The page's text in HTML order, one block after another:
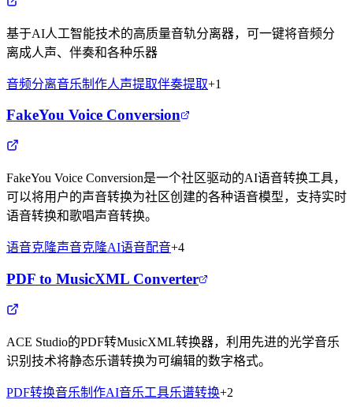
基于AI人工智能技术的高质量音轨分离器，可一键将音频分
离成人声、伴奏和各种乐器
音频分离音乐制作人声提取伴奏提取+1
FakeYou Voice Conversion
FakeYou Voice Conversion是一个社区驱动的AI语音转换工具，
可以将用户的声音转换为社区创建的各种语音模型，支持实时
语音转换和歌唱声音转换。
语音克隆声音克隆AI语音配音+4
PDF to MusicXML Converter
ACE Studio的PDF转MusicXML转换器，利用先进的光学音乐
识别技术将静态乐谱转换为可编辑的数字格式。
PDF转换音乐制作AI音乐工具乐谱转换+2